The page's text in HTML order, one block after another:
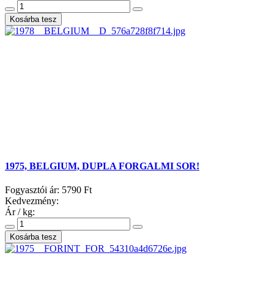
1975, BELGIUM, DUPLA FORGALMI SOR!
Fogyasztói ár: 5790 Ft
Kedvezmény:
Ár / kg: